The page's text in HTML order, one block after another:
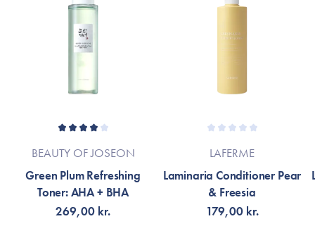
BEAUTY OF JOSEON
Green Plum Refreshing
Toner: AHA + BHA
269,00 kr.
LAFERME
Laminaria Conditioner Pear
& Freesia
179,00 kr.